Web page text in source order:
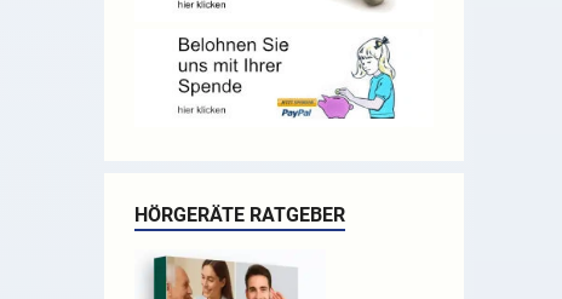
HÖRGERÄTE RATGEBER